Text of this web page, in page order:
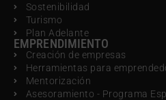
Sostenibilidad
Turismo
Plan Adelante
EMPRENDIMIENTO
Creación de empresas
Herramientas para
Mentorización
Asesoramiento - Programa